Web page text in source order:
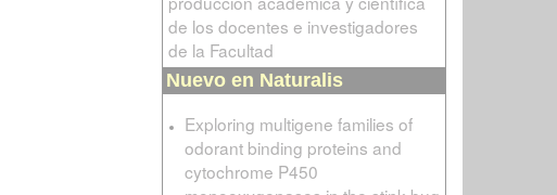
de los docentes e investigadores
de la Facultad
Nuevo en Naturalis
Exploring multigene families of
odorant binding proteins and
cytochrome P450